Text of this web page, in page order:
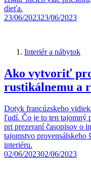
dieťa.
23/06/202323/06/2023
Interiér a nábytok
Ako vytvoriť
rustikálnemu a
Dotyk francúzskeho
ľudí. Čo je to ten tajomný
pri prezeraní časopisov o
tajomstvo provensálskeho
interiéru.
02/06/202302/06/2023